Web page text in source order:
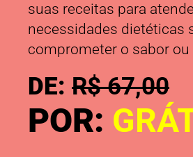
suas receitas para
necessidades dietéticas
comprometer o sabor ou
DE: R$ 67,00
POR: